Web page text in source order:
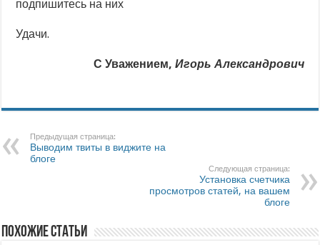
подпишитесь на них
Удачи.
С Уважением, Игорь Александрович
Предыдущая страница:
Выводим твиты в виджите на
блоге
Следующая страница:
Установка счетчика
просмотров статей, на вашем
блоге
Похожие статьи